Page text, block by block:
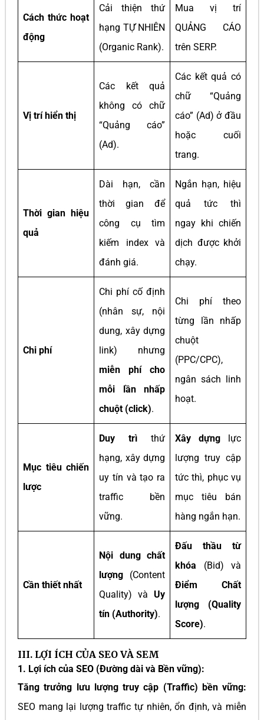
Cách thức hoạt
động
Cải thiện thứ
hạng TỰ NHIÊN
(Organic Rank).
Mua vị trí
QUẢNG CÁO
trên SERP.
Vị trí hiển thị
Các kết quả
không có chữ
“Quảng cáo”
(Ad).
Các kết quả có
chữ “Quảng
cáo” (Ad) ở đầu
hoặc cuối
trang.
Thời gian hiệu
quả
Dài hạn, cần
thời gian để
công cụ tìm
kiếm index và
đánh giá.
Ngắn hạn, hiệu
quả tức thì
ngay khi chiến
dịch được khởi
chạy.
Chi phí
Chi phí cố định
(nhân sự, nội
dung, xây dựng
link) nhưng
miễn phí cho
mỗi lần nhấp
chuột (click).
Chi phí theo
từng lần nhấp
chuột
(PPC/CPC),
ngân sách linh
hoạt.
Mục tiêu chiến
lược
Duy trì thứ
hạng, xây dựng
uy tín và tạo ra
traffic bền
vững.
Xây dựng lực
lượng truy cập
tức thì, phục vụ
mục tiêu bán
hàng ngắn hạn.
Cần thiết nhất
Nội dung chất
lượng (Content
Quality) và Uy
tín (Authority).
Đấu thầu từ
khóa (Bid) và
Điểm Chất
lượng (Quality
Score).
III. LỢI ÍCH CỦA SEO VÀ SEM
1. Lợi ích của SEO (Đường dài và Bền vững):
Tăng trưởng lưu lượng truy cập (Traffic) bền vững:
SEO mang lại lượng traffic tự nhiên, ổn định, và miễn